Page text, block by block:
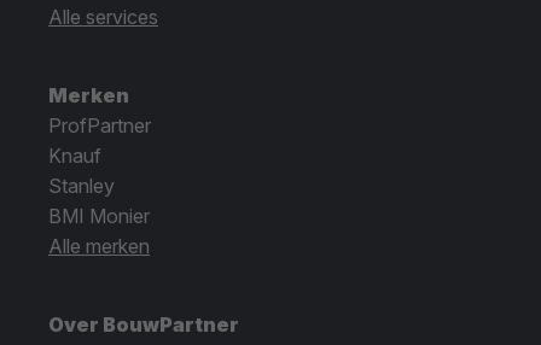
Alle services
Merken
ProfPartner
Knauf
Stanley
BMI Monier
Alle merken
Over BouwPartner